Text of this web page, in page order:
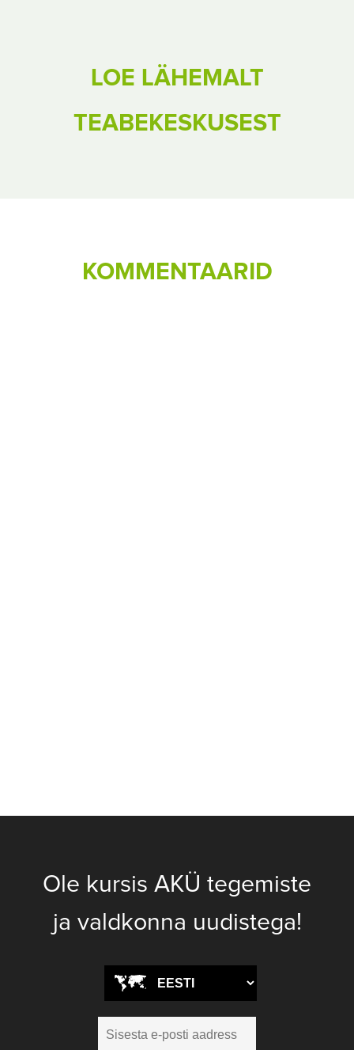
LOE LÄHEMALT
TEABEKESKUSEST
KOMMENTAARID
Ole kursis AKÜ tegemiste
ja valdkonna uudistega!